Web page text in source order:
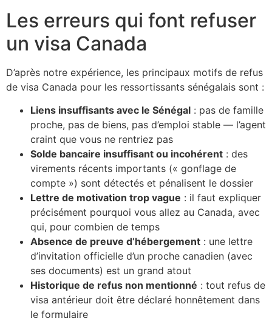
Les erreurs qui font refuser
un visa Canada
D’après notre expérience, les principaux motifs de refus
de visa Canada pour les ressortissants sénégalais sont :
Liens insuffisants avec le Sénégal : pas de famille
proche, pas de biens, pas d’emploi stable — l’agent
craint que vous ne rentriez pas
Solde bancaire insuffisant ou incohérent : des
virements récents importants (« gonflage de
compte ») sont détectés et pénalisent le dossier
Lettre de motivation trop vague : il faut expliquer
précisément pourquoi vous allez au Canada, avec
qui, pour combien de temps
Absence de preuve d’hébergement : une lettre
d’invitation officielle d’un proche canadien (avec
ses documents) est un grand atout
Historique de refus non mentionné : tout refus de
visa antérieur doit être déclaré honnêtement dans
le formulaire